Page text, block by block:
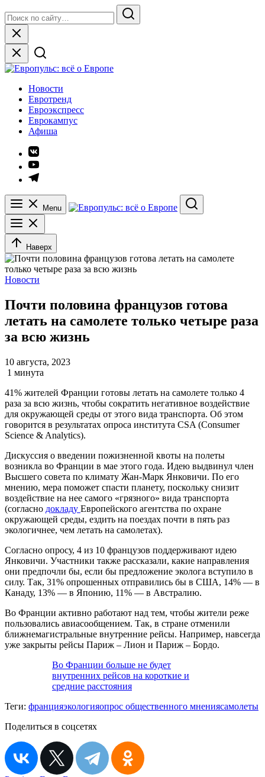
to
content
for:
Search
Close
Европульс: всё о Европе
Новости
Евротренд
Евроэкспресс
Еврокампус
Афиша
Элемент
меню
Элемент
меню
Элемент
Menu
Search
Наверх
Новости
Почти половина французов готова
летать на самолете только четыре раза
за всю жизнь
10 августа, 2023
1 минута
41% жителей Франции готовы летать на самолете только 4
раза за всю жизнь, чтобы сократить негативное воздействие
для окружающей среды от этого вида транспорта. Об этом
говорится в результатах опроса института CSA (Consumer
Science & Analytics).
Дискуссия о введении пожизненной квоты на полеты
возникла во Франции в мае этого года. Идею выдвинул член
Высшего совета по климату Жан-Марк Янковичи. По его
мнению, мера поможет спасти планету, поскольку снизит
воздействие на нее самого «грязного» вида транспорта
(согласно докладу Европейского агентства по охране
окружающей среды, ездить на поездах почти в пять раз
экологичнее, чем летать на самолетах).
Согласно опросу, 4 из 10 французов поддерживают идею
Янковичи. Участники также рассказали, какие направления
они предпочли бы, если бы предложение эколога вступило в
силу. Так, 31% опрошенных отправились бы в США, 14% — в
Канаду, 13% — в Японию, 11% — в Австралию.
Во Франции активно работают над тем, чтобы жители реже
пользовались авиасообщением. Так, в стране отменили
ближнемагистральные внутренние рейсы. Например, навсегда
уже закрыты рейсы Париж – Лион и Париж – Бордо.
Во Франции больше не будет
внутренних рейсов на короткие и
средние расстояния
Теги: францияэкологияопрос общественного мнениясамолеты
Поделиться в соцсетях